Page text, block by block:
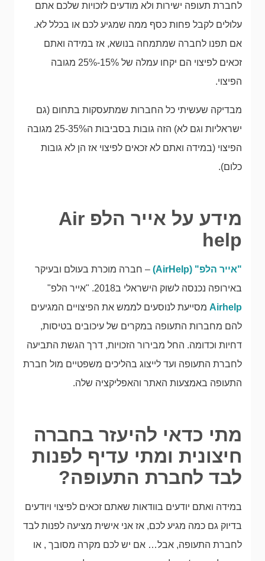
לחברת תעופה ישירות ולא מודעים לזכויות שלכם אתם
עלולים לקבל פחות כסף ממה שמגיע לכם או בכלל לא.
אם תפנו לחברה שמתמחה בנושא, אז במידה ואתם
זכאים לפיצוי הם יקחו עמלה של 15%-25% מגובה
הפיצוי.
מבדיקה שעשיתי כל החברות שמתעסקות בתחום (גם
ישראליות וגם לא) הזה גובות בסביבות ה25-35% מגובה
הפיצוי (במידה ואתם לא זכאים לפיצוי אז הן לא גובות
כלום).
מידע על אייר הלפ Air
help
"אייר הלפ" (AirHelp)
– חברה מוכרת בעולם ובעיקר
באירופה נכנסה לשוק הישראלי ב2018. "אייר הלפ"
Airhelp מסייעת לנוסעים לממש את הפיצויים המגיעים
להם מחברות התעופה במקרים של עיכובים בטיסות,
דחיות וכדומה. החל מבירור הזכויות, דרך הגשת התביעה
לחברת התעופה ועד לייצוג בהליכים משפטיים מול חברת
התעופה באמצעות האתר והאפליקציה שלה.
מתי כדאי להיעזר בחברה
חיצונית ומתי עדיף לפנות
לבד לחברת התעופה?
במידה ואתם יודעים בוודאות שאתם זכאים לפיצוי ויודעים
בדיוק גם כמה מגיע לכם, אז אני אישית מציעה לפנות לבד
לחברת התעופה, אבל… אם יש לכם מקרה מסובך , או